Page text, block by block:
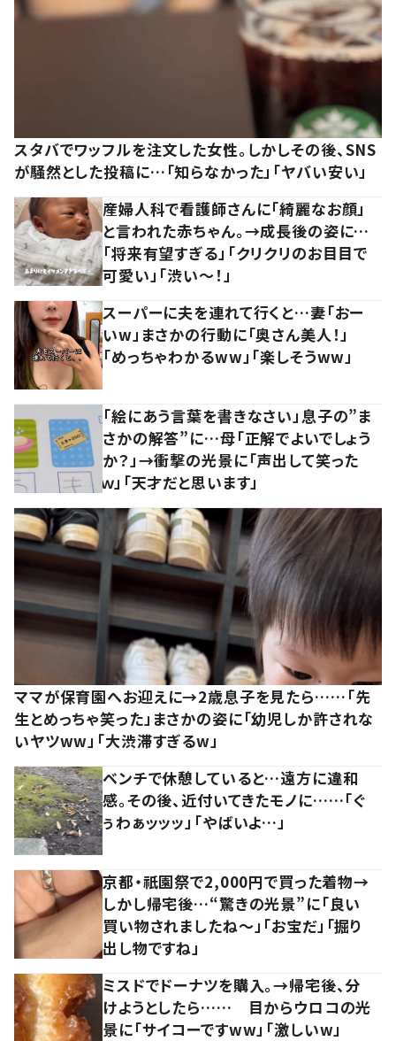
スタバでワッフルを注文した女性。しかしその後、SNS
が騒然とした投稿に…「知らなかった」「ヤバい安い」
産婦人科で看護師さんに「綺麗なお顔」
と言われた赤ちゃん。→成長後の姿に…
「将来有望すぎる」「クリクリのお目目で
可愛い」「渋い～！」
スーパーに夫を連れて行くと…妻「おー
いw」まさかの行動に「奥さん美人！」
「めっちゃわかるww」「楽しそうww」
「絵にあう言葉を書きなさい」息子の”ま
さかの解答”に…母「正解でよいでしょう
か？」→衝撃の光景に「声出して笑った
ｗ」「天才だと思います」
ママが保育園へお迎えに→2歳息子を見たら……「先
生とめっちゃ笑った」まさかの姿に「幼児しか許されな
いヤツww」「大渋滞すぎるw」
ベンチで休憩していると…遠方に違和
感。その後、近付いてきたモノに……「ぐ
ぅわぁッッッ」「やばいよ…」
京都・祇園祭で2,000円で買った着物→
しかし帰宅後…“驚きの光景”に「良い
買い物されましたね～」「お宝だ」「掘り
出し物ですね」
ミスドでドーナツを購入。→帰宅後、分
けようとしたら…… 目からウロコの光
景に「サイコーですww」「激しいw」